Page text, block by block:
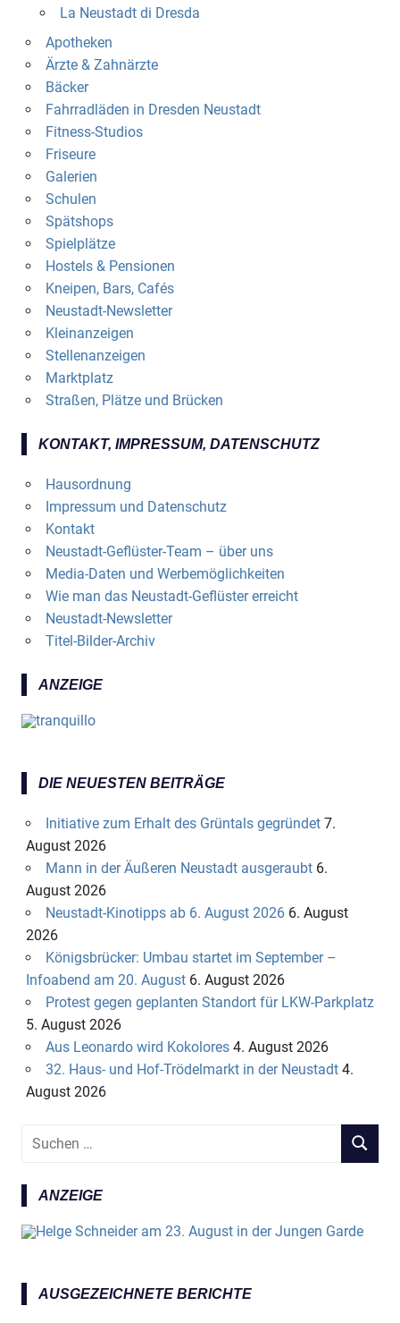
La Neustadt di Dresda
Apotheken
Ärzte & Zahnärzte
Bäcker
Fahrradläden in Dresden Neustadt
Fitness-Studios
Friseure
Galerien
Schulen
Spätshops
Spielplätze
Hostels & Pensionen
Kneipen, Bars, Cafés
Neustadt-Newsletter
Kleinanzeigen
Stellenanzeigen
Marktplatz
Straßen, Plätze und Brücken
KONTAKT, IMPRESSUM, DATENSCHUTZ
Hausordnung
Impressum und Datenschutz
Kontakt
Neustadt-Geflüster-Team – über uns
Media-Daten und Werbemöglichkeiten
Wie man das Neustadt-Geflüster erreicht
Neustadt-Newsletter
Titel-Bilder-Archiv
ANZEIGE
DIE NEUESTEN BEITRÄGE
Initiative zum Erhalt des Grüntals gegründet 7.
August 2026
Mann in der Äußeren Neustadt ausgeraubt 6.
August 2026
Neustadt-Kinotipps ab 6. August 2026 6. August
2026
Königsbrücker: Umbau startet im September –
Infoabend am 20. August 6. August 2026
Protest gegen geplanten Standort für LKW-Parkplatz
5. August 2026
Aus Leonardo wird Kokolores 4. August 2026
32. Haus- und Hof-Trödelmarkt in der Neustadt 4.
August 2026
e
E
ANZEIGE
AUSGEZEICHNETE BERICHTE